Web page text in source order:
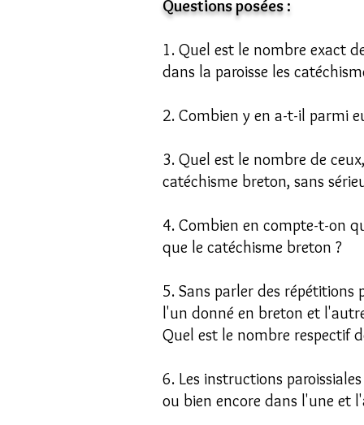
Questions posées :
1. Quel est le nombre exact
dans la paroisse les
2. Combien y en a-t-il parmi
3. Quel est le nombre de
catéchisme breton, sans
4. Combien en compte-t-on
que le catéchisme breton ?
5. Sans parler des répétitions
l'un donné en breton et
Quel est le nombre respectif
6. Les instructions
ou bien encore dans l'une et